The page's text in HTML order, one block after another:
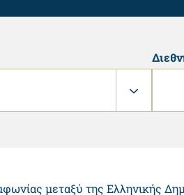
μεταξύ της Ελληνικής